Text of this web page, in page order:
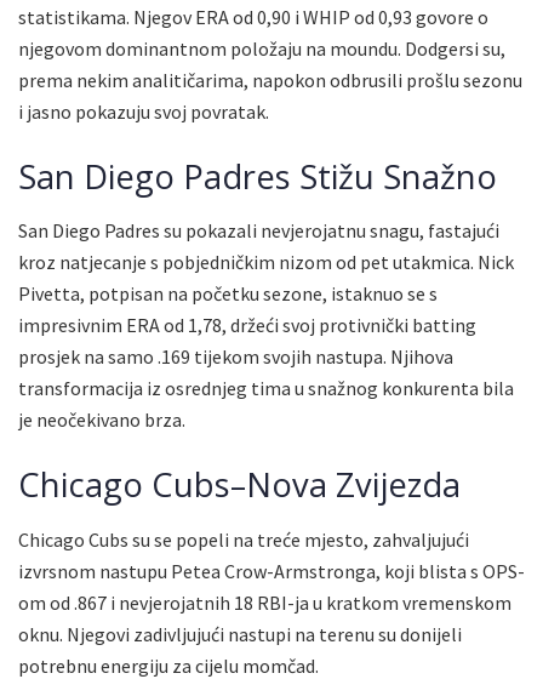
statistikama. Njegov ERA od 0,90 i WHIP od 0,93 govore o
njegovom dominantnom položaju na moundu. Dodgersi su,
prema nekim analitičarima, napokon odbrusili prošlu sezonu
i jasno pokazuju svoj povratak.
San Diego Padres Stižu Snažno
San Diego Padres su pokazali nevjerojatnu snagu, fastajući
kroz natjecanje s pobjedničkim nizom od pet utakmica. Nick
Pivetta, potpisan na početku sezone, istaknuo se s
impresivnim ERA od 1,78, držeći svoj protivnički batting
prosjek na samo .169 tijekom svojih nastupa. Njihova
transformacija iz osrednjeg tima u snažnog konkurenta bila
je neočekivano brza.
Chicago Cubs–Nova Zvijezda
Chicago Cubs su se popeli na treće mjesto, zahvaljujući
izvrsnom nastupu Petea Crow-Armstronga, koji blista s OPS-
om od .867 i nevjerojatnih 18 RBI-ja u kratkom vremenskom
oknu. Njegovi zadivljujući nastupi na terenu su donijeli
potrebnu energiju za cijelu momčad.